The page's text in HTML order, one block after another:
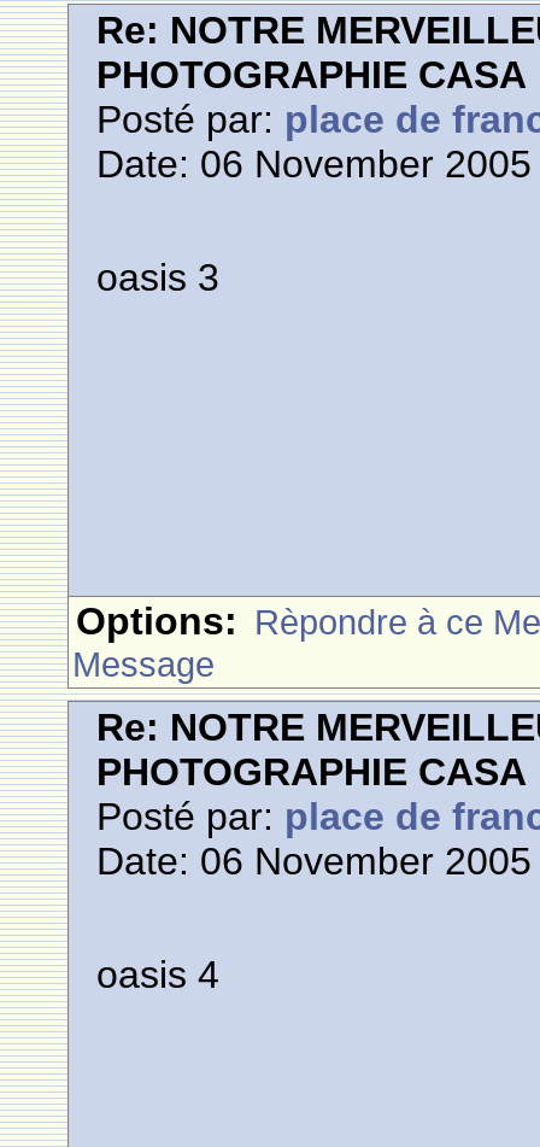
Re: NOTRE
PHOTOGRAPHIE CASA
Posté par: place de
Date: 06 November
oasis 3
Options: Rèpondre à ce
Message
Re: NOTRE
PHOTOGRAPHIE CASA
Posté par: place de
Date: 06 November
oasis 4